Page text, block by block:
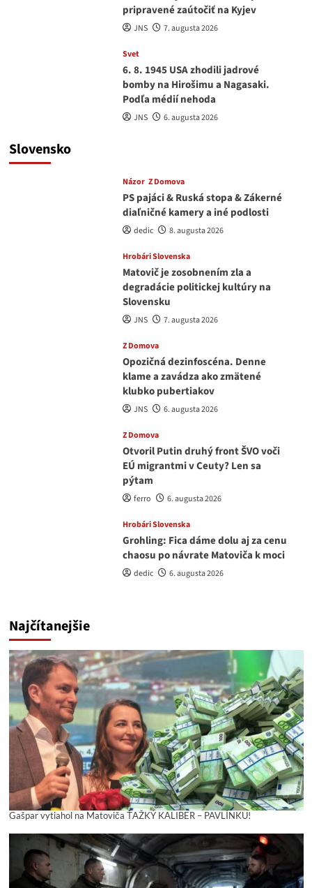
pripravené zaútočiť na Kyjev
JNS 7. augusta 2026
Svet
6. 8. 1945 USA zhodili jadrové
bomby na Hirošimu a Nagasaki.
Podľa médií nehoda
JNS 6. augusta 2026
Slovensko
Názor Z Domova
PS pajáci & Ruská stopa & Zákerné
diaľničné kamery a iné podlosti
dedic 8. augusta 2026
Hrobári Slovenska
Matovič je zosobnením zla a
degradácie politickej kultúry na
Slovensku
JNS 7. augusta 2026
Z Domova
Opozičná dezinfoscéna. Denne
klame a zavádza ako zmätené
klubko pubertiakov
JNS 6. augusta 2026
Z Domova
Otvoril Putin druhý front ŠVO voči
EÚ migrantmi v Ceuty? Len sa
pýtam
ferro 6. augusta 2026
Hrobári Slovenska
Grohling: Fica dáme dolu aj za cenu
chaosu po návrate Matoviča k moci
dedic 6. augusta 2026
Najčítanejšie
Gašpar vytiahol na Matoviča ŤAŽKÝ KALIBER – PAVLÍNKU!